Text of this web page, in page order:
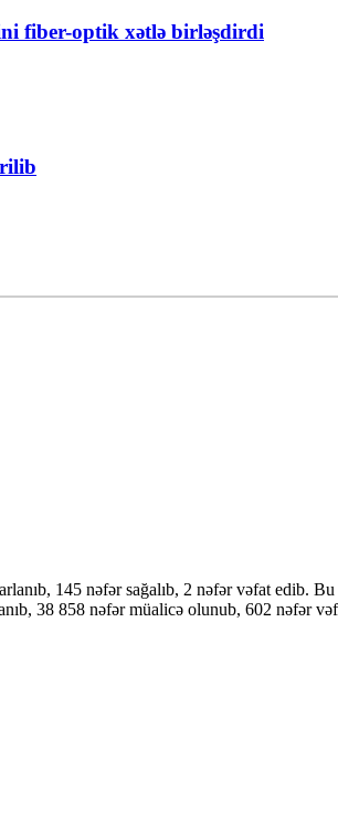
fiber-optik xətlə birləşdirdi
145 nəfər sağalıb, 2 nəfər vəfat edib.
38 858 nəfər müalicə olunub, 602 nəfər